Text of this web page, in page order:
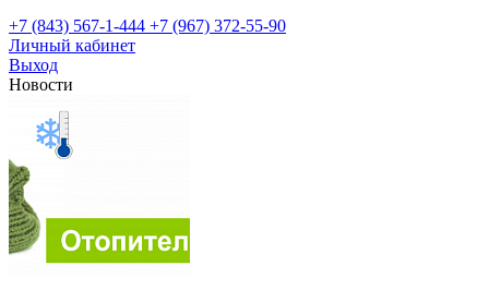
+7 (843) 567-1-444 +7 (967) 372-55-90
Личный кабинет
Выход
Новости